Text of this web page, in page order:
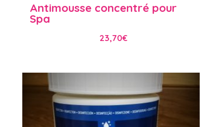
Antimousse concentré pour
Spa
23,70€